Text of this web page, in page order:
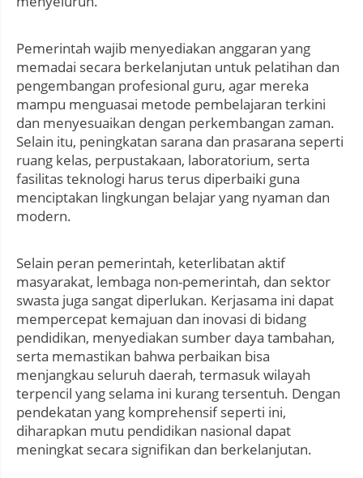
Pemerintah wajib menyediakan anggaran yang
memadai secara berkelanjutan untuk pelatihan dan
pengembangan profesional guru, agar mereka
mampu menguasai metode pembelajaran terkini
dan menyesuaikan dengan perkembangan zaman.
Selain itu, peningkatan sarana dan prasarana seperti
ruang kelas, perpustakaan, laboratorium, serta
fasilitas teknologi harus terus diperbaiki guna
menciptakan lingkungan belajar yang nyaman dan
modern.
Selain peran pemerintah, keterlibatan aktif
masyarakat, lembaga non-pemerintah, dan sektor
swasta juga sangat diperlukan. Kerjasama ini dapat
mempercepat kemajuan dan inovasi di bidang
pendidikan, menyediakan sumber daya tambahan,
serta memastikan bahwa perbaikan bisa
menjangkau seluruh daerah, termasuk wilayah
terpencil yang selama ini kurang tersentuh. Dengan
pendekatan yang komprehensif seperti ini,
diharapkan mutu pendidikan nasional dapat
meningkat secara signifikan dan berkelanjutan.